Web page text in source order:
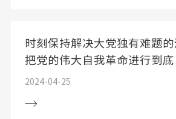
时刻保持解决大党独有难题的
把党的伟大自我革命进行到底
2024-04-25